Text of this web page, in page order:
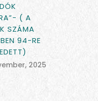
( A
SZÁMA
94-RE
2025